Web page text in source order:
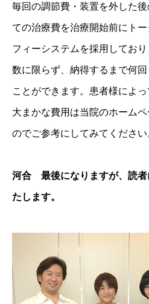
毎回の調節費・装置を外した
ての治療費を治療開始前にト
フィーシステムを採用してお
数に限らず、納得するまで何
ことができます。患者様によっ
大まかな費用は当院のホーム
のでご参考にしてみてください
河合 最後になりますが、読者
たします。